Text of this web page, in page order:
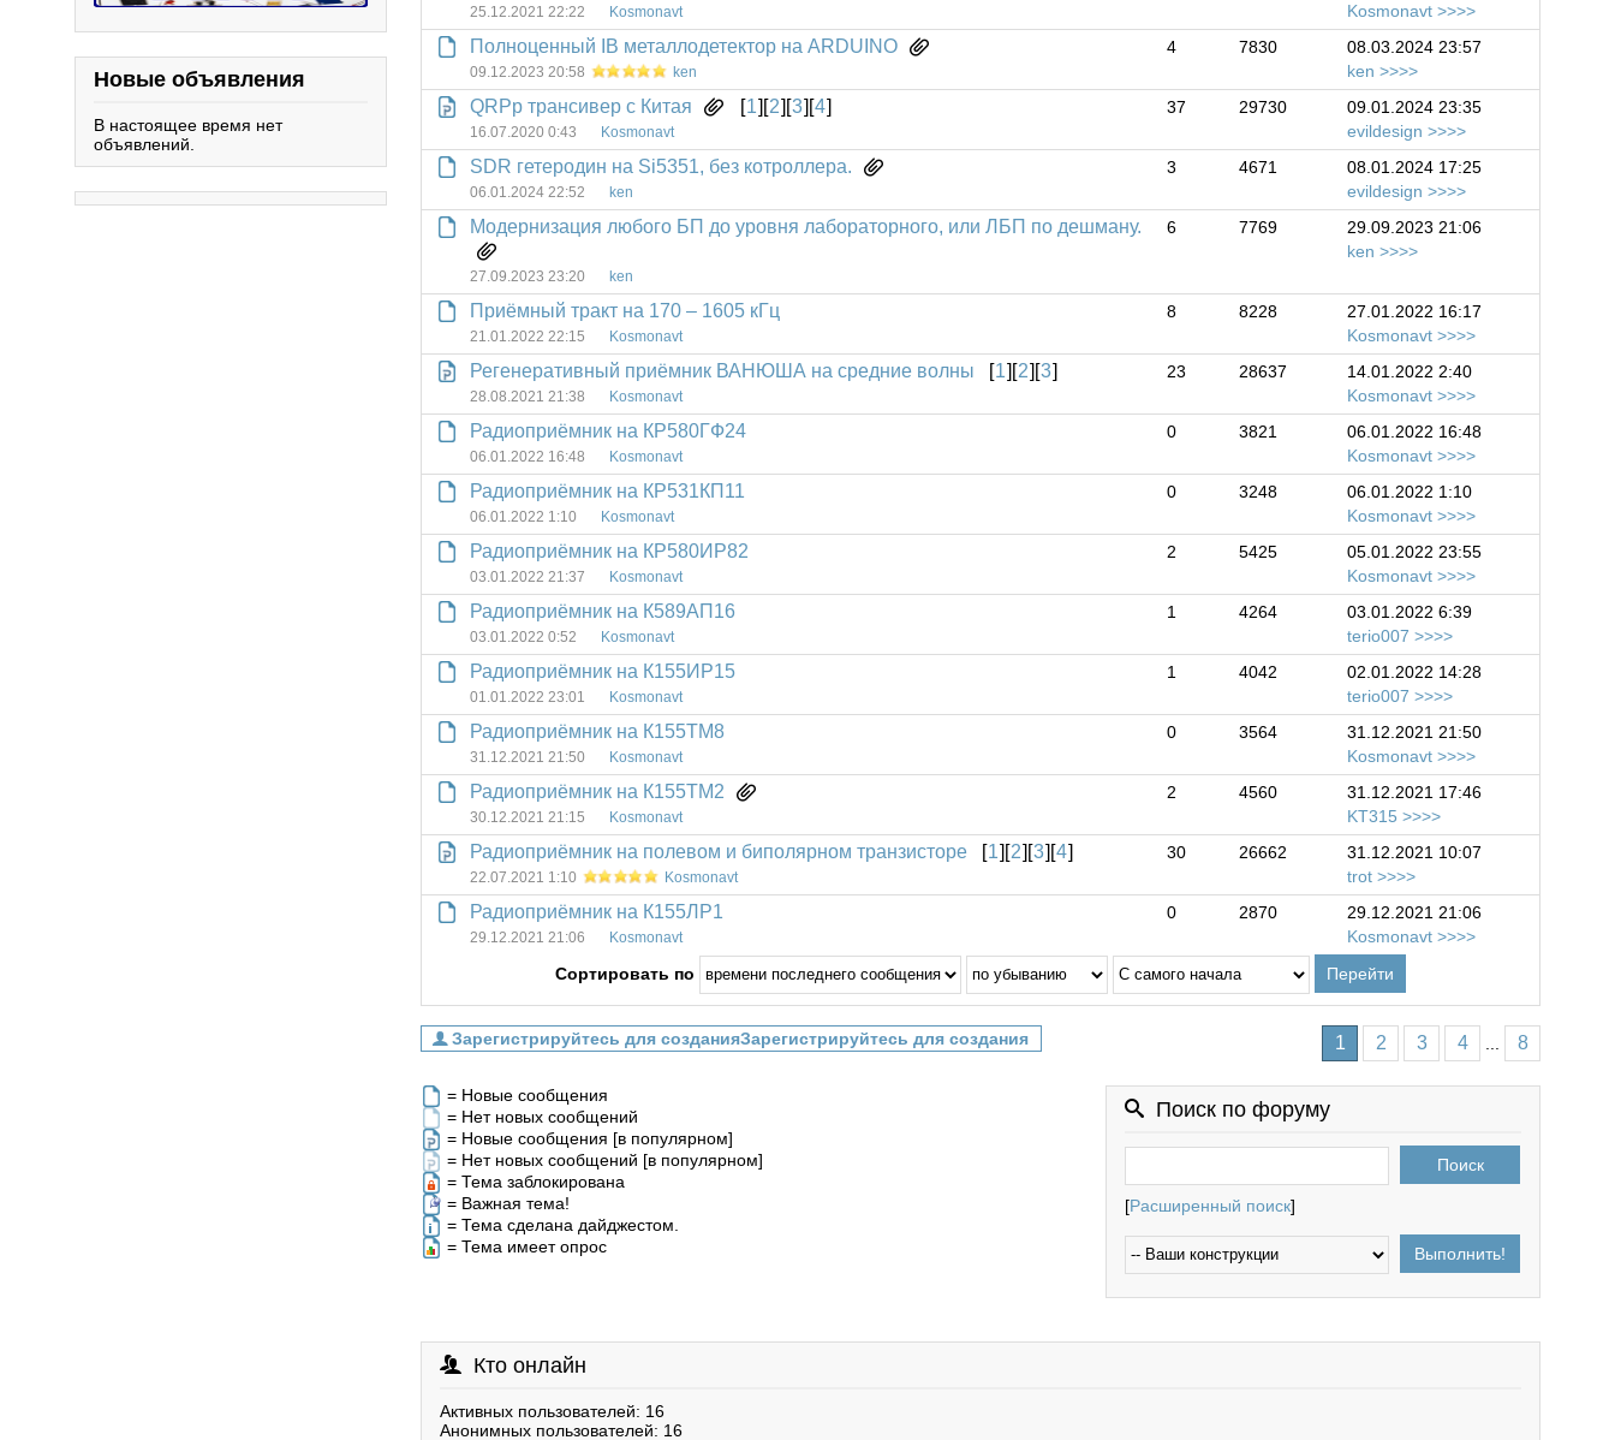
Новые объявления
В настоящее время нет
объявлений.
25.12.2021 22:22 Kosmonavt
Kosmonavt
Полноценный IB металлодетектор на ARDUINO
09.12.2023 20:58 ken
4 7830
08.03.2024 23:57
ken
QRPp трансивер с Китая [1][2][3][4]
16.07.2020 0:43 Kosmonavt
37 29730
09.01.2024 23:35
evildesign
SDR гетеродин на Si5351, без котроллера.
06.01.2024 22:52 ken
3 4671
08.01.2024 17:25
evildesign
Модернизация любого БП до уровня лабораторного, или ЛБП по дешману.
27.09.2023 23:20 ken
6 7769
29.09.2023 21:06
ken
Приёмный тракт на 170 – 1605 кГц
21.01.2022 22:15 Kosmonavt
8 8228
27.01.2022 16:17
Kosmonavt
Регенеративный приёмник ВАНЮША на средние волны [1][2][3]
28.08.2021 21:38 Kosmonavt
23 28637
14.01.2022 2:40
Kosmonavt
Радиоприёмник на КР580ГФ24
06.01.2022 16:48 Kosmonavt
0 3821
06.01.2022 16:48
Kosmonavt
Радиоприёмник на КР531КП11
06.01.2022 1:10 Kosmonavt
0 3248
06.01.2022 1:10
Kosmonavt
Радиоприёмник на КР580ИР82
03.01.2022 21:37 Kosmonavt
2 5425
05.01.2022 23:55
Kosmonavt
Радиоприёмник на К589АП16
03.01.2022 0:52 Kosmonavt
1 4264
03.01.2022 6:39
terio007
Радиоприёмник на К155ИР15
01.01.2022 23:01 Kosmonavt
1 4042
02.01.2022 14:28
terio007
Радиоприёмник на К155ТМ8
31.12.2021 21:50 Kosmonavt
0 3564
31.12.2021 21:50
Kosmonavt
Радиоприёмник на К155ТМ2
30.12.2021 21:15 Kosmonavt
2 4560
31.12.2021 17:46
KT315
Радиоприёмник на полевом и биполярном транзисторе [1][2][3][4]
22.07.2021 1:10 Kosmonavt
30 26662
31.12.2021 10:07
trot
Радиоприёмник на К155ЛР1
29.12.2021 21:06 Kosmonavt
0 2870
29.12.2021 21:06
Kosmonavt
Сортировать по
Зарегистрируйтесь для создания 1 2 3 4 8
= Новые сообщения
= Нет новых сообщений
= Новые сообщения [в популярном]
= Нет новых сообщений [в популярном]
= Тема заблокирована
= Важная тема!
= Тема сделана дайджестом.
= Тема имеет опрос
Поиск по форуму
[Расширенный поиск]
Кто онлайн
Активных пользователей: 16
Анонимных пользователей: 16